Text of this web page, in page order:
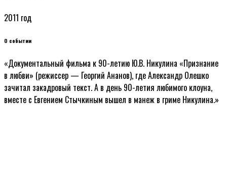
2011 год
О событии
«Документальный фильма к 90-летию Ю.В. Никулина «Признание
в любви» (режиссер — Георгий Ананов), где Александр Олешко
зачитал закадровый текст. А в день 90-летия любимого клоуна,
вместе с Евгением Стычкиным вышел в манеж в гриме Никулина.»